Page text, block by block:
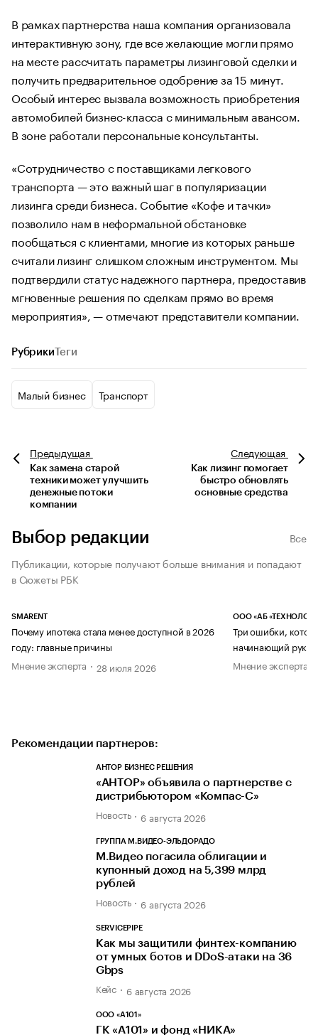
В рамках партнерства наша компания организовала
интерактивную зону, где все желающие могли прямо
на месте рассчитать параметры лизинговой сделки и
получить предварительное одобрение за 15 минут.
Особый интерес вызвала возможность приобретения
автомобилей бизнес-класса с минимальным авансом.
В зоне работали персональные консультанты.
«Сотрудничество с поставщиками легкового
транспорта — это важный шаг в популяризации
лизинга среди бизнеса. Событие «Кофе и тачки»
позволило нам в неформальной обстановке
пообщаться с клиентами, многие из которых раньше
считали лизинг слишком сложным инструментом. Мы
подтвердили статус надежного партнера, предоставив
мгновенные решения по сделкам прямо во время
мероприятия», — отмечают представители компании.
Рубрики Теги
Малый бизнес Транспорт
Предыдущая
Как замена старой
техники может улучшить
денежные потоки
компании
Следующая
Как лизинг помогает
быстро обновлять
основные средства
Выбор редакции
Все
Публикации, которые получают больше внимания и попадают
в Сюжеты РБК
SMARENT
Почему ипотека стала менее доступной в 2026
году: главные причины
Мнение эксперта
28 июля 2026
ООО «АБ
Три ошибки,
начинающий
Мнение эксперта
Рекомендации партнеров:
АНТОР БИЗНЕС РЕШЕНИЯ
«АНТОР» объявила о партнерстве с
дистрибьютором «Компас-С»
Новость 6 августа 2026
ГРУППА М.ВИДЕО-ЭЛЬДОРАДО
М.Видео погасила облигации и
купонный доход на 5,399 млрд
рублей
Новость 6 августа 2026
SERVICEPIPE
Как мы защитили финтех-компанию
от умных ботов и DDoS-атаки на 36
Gbps
Кейс 6 августа 2026
ООО «А101»
ГК «А101» и фонд «НИКА»